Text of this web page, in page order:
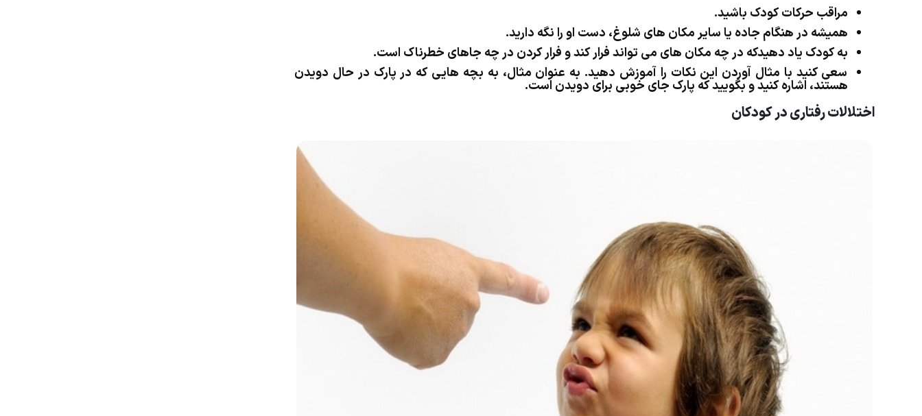
مراقب حرکات کودک باشید.
همیشه در هنگام جاده یا سایر مکان های شلوغ، دست او را نگه دارید.
به کودک یاد دهیدکه در چه مکان های می تواند فرار کند و فرار کردن در چه جاهای خطرناک است.
سعی کنید با مثال آوردن این نکات را آموزش دهید. به عنوان مثال، به بچه هایی که در پارک در حال دویدن
هستند، اشاره کنید و بگویید که پارک جای خوبی برای دویدن است.
اختلالات رفتاری در کودکان